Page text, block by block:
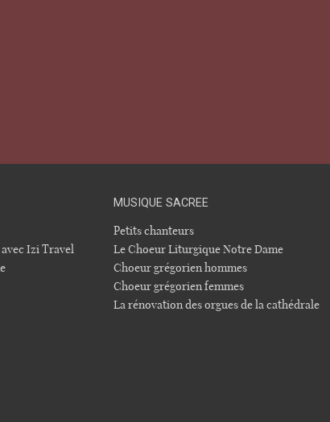
Izi Travel
MUSIQUE SACREE
Petits chanteurs
Le Choeur Liturgique Notre Dame
Choeur grégorien hommes
Choeur grégorien femmes
La rénovation des orgues de la cathédrale